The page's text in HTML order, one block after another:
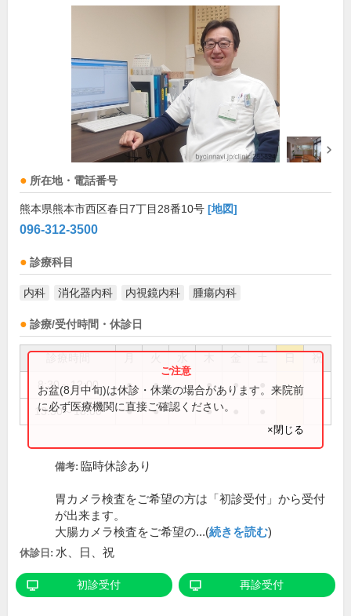
所在地・電話番号
熊本県熊本市西区春日7丁目28番10号 [地図]
096-312-3500
診療科目
内科 消化器内科 内視鏡内科 腫瘍内科
診療/受付時間・休診日
祝
8:30～12:00 ● ● ● ●
13:30～18:00 ● ● ●
お盆(8月中旬)は休診・休業の場合があります。来院前
に必ず医療機関に直接ご確認ください。
×閉じる
備考: 臨時休診あり
胃カメラ検査をご希望の方は「初診受付」から受付
が出来ます。
大腸カメラ検査をご希望の...(続きを読む)
休診日: 水、日、祝
初診受付 再診受付